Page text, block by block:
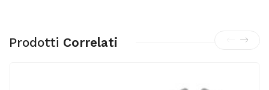
Prodotti Correlati